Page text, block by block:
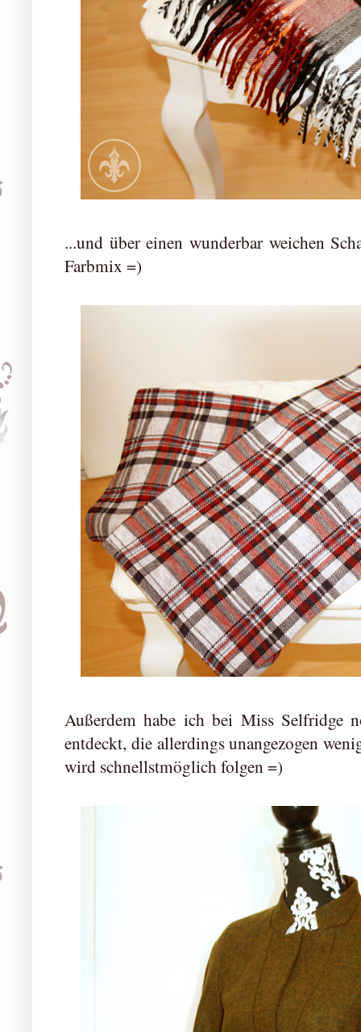
...und über einen wunderbar weichen
Farbmix =)
Außerdem habe ich bei Miss Selfridge
entdeckt, die allerdings unangezogen
wird schnellstmöglich folgen =)